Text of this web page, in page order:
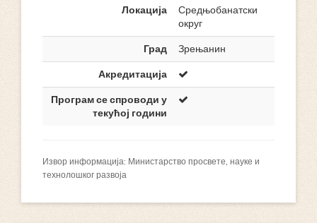
Локација
Средњобанатски
округ
Град
Зрењанин
Акредитација
Програм се спроводи у
текућој години
Извор информација: Министарство просвете, науке и
технолошког развоја